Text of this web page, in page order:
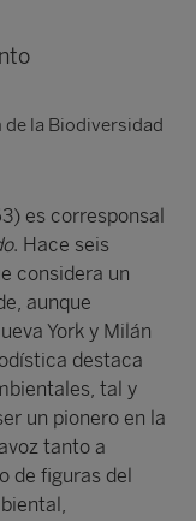
de la Biodiversidad
es corresponsal
. Hace seis
considera un
aunque
York y Milán
destaca
tal y
un pionero en la
tanto a
de figuras del